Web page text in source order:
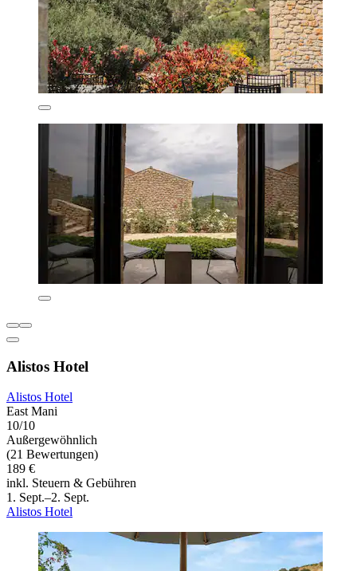
Alistos Hotel
Alistos Hotel
East Mani
10/10
Außergewöhnlich
(21 Bewertungen)
189 €
inkl. Steuern & Gebühren
1. Sept.–2. Sept.
Alistos Hotel